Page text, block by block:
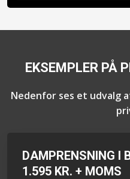
EKSEMPLER PÅ
Nedenfor ses et udvalg
DAMPRENSNING I
1.595 KR. + MOMS